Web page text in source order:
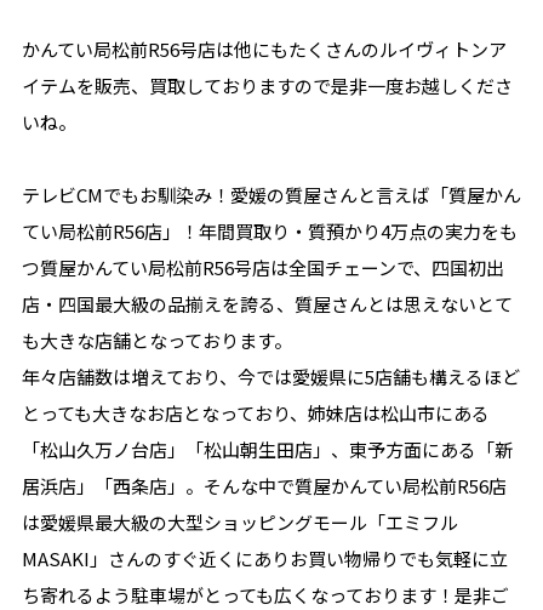
かんてい局松前R56号店は他にもたくさんのルイヴィトンア
イテムを販売、買取しておりますので是非一度お越しくださ
いね。
テレビCMでもお馴染み！愛媛の質屋さんと言えば「質屋かん
てい局松前R56店」！年間買取り・質預かり4万点の実力をも
つ質屋かんてい局松前R56号店は全国チェーンで、四国初出
店・四国最大級の品揃えを誇る、質屋さんとは思えないとて
も大きな店舗となっております。
年々店舗数は増えており、今では愛媛県に5店舗も構えるほど
とっても大きなお店となっており、姉妹店は松山市にある
「松山久万ノ台店」「松山朝生田店」、東予方面にある「新
居浜店」「西条店」。そんな中で質屋かんてい局松前R56店
は愛媛県最大級の大型ショッピングモール「エミフル
MASAKI」さんのすぐ近くにありお買い物帰りでも気軽に立
ち寄れるよう駐車場がとっても広くなっております！是非ご